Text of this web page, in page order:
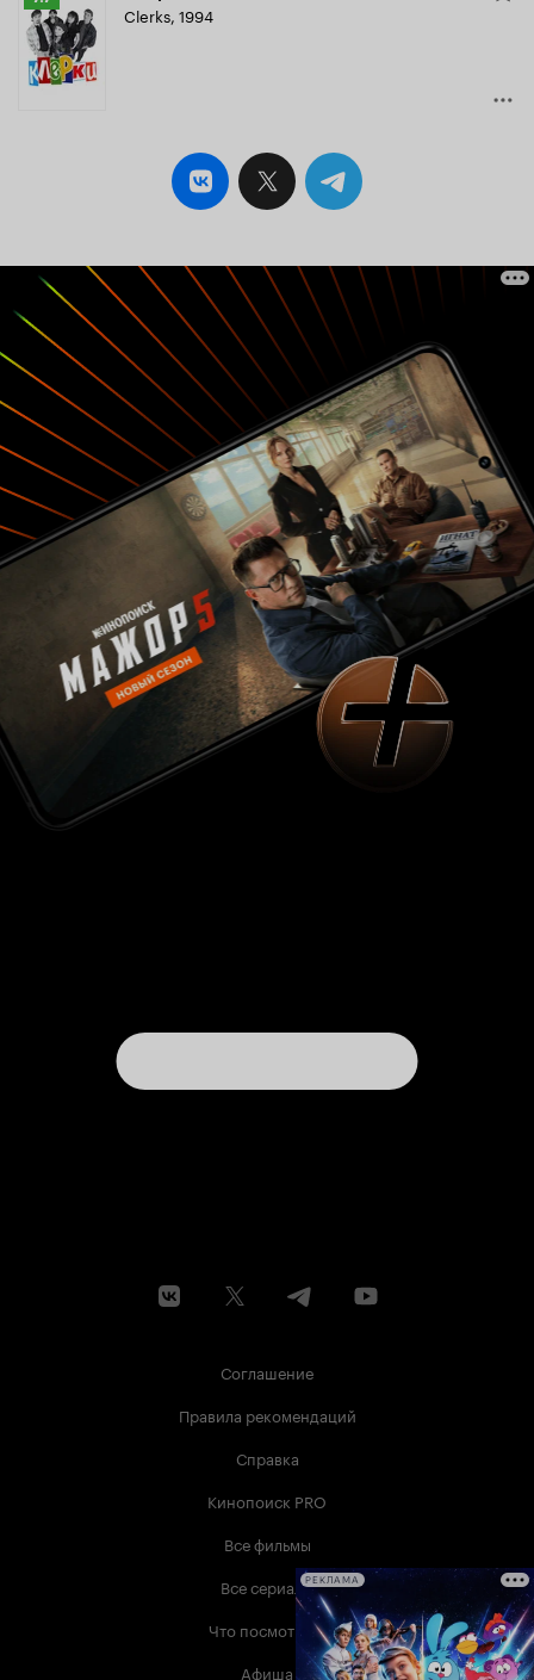
Кинопоиска
7.7
Clerks, 1994
Соглашение
Правила рекомендаций
Справка
Кинопоиск PRO
Все фильмы
Все сериалы
Что посмотреть
Афиша
РЕКЛАМА